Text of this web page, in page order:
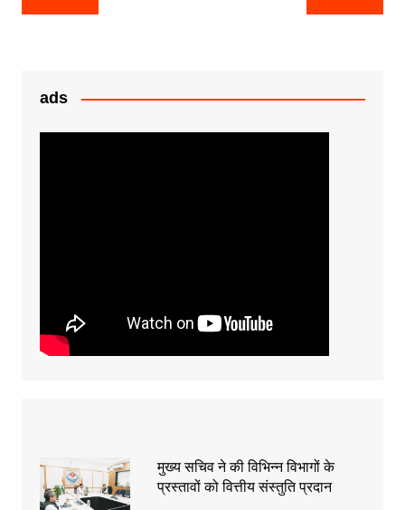
b
k
er
navigation
ads
मुख्य सचिव ने की विभिन्न विभागों के
प्रस्तावों को वित्तीय संस्तुति प्रदान